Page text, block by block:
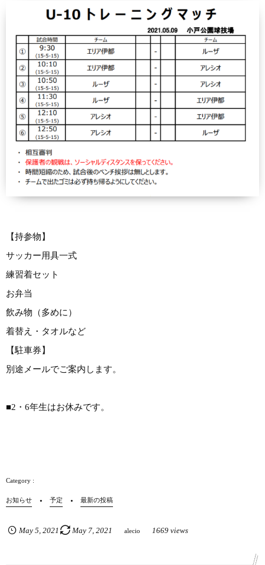
【持参物】
サッカー用具一式
練習着セット
お弁当
飲み物（多めに）
着替え・タオルなど
【駐車券】
別途メールでご案内します。
■2・6年生はお休みです。
お知らせ 予定 最新の投稿
May 5, 2021 May 7, 2021 alecio 1669 views